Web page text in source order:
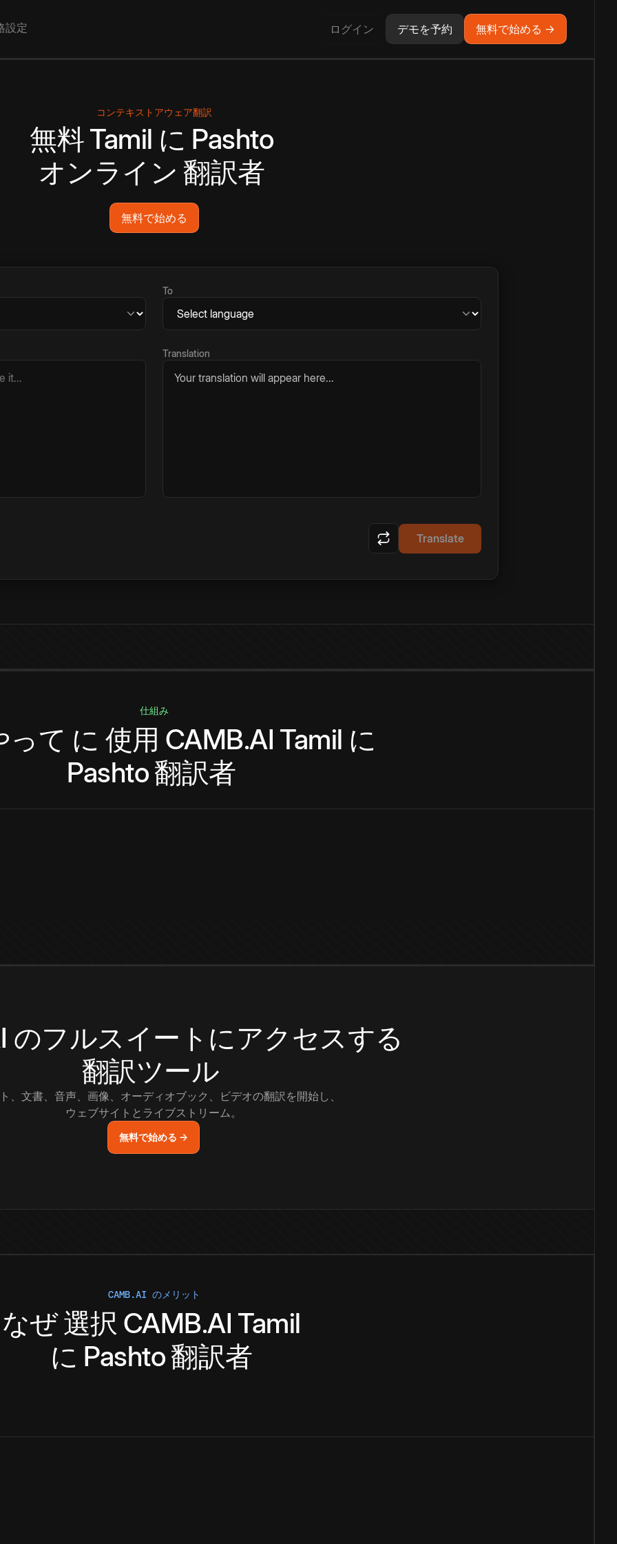
設定 ログイン デモを予約 無料で始める →
コンテキストアウェア翻訳
無料Tamil に Pashto
オンライン 翻訳者
無料で始める
To
Translation
Your translation will appear here...
Translate
仕組み
って に 使用 CAMB.AI Tamil に
Pashto翻訳者
のフルスイートにアクセスする
翻訳ツール
、文書、音声、画像、オーディオブック、ビデオの翻訳を開始し、
ウェブサイトとライブストリーム。
無料で始める →
CAMB.AI のメリット
なぜ選択 CAMB.AI Tamil
に Pashto翻訳者